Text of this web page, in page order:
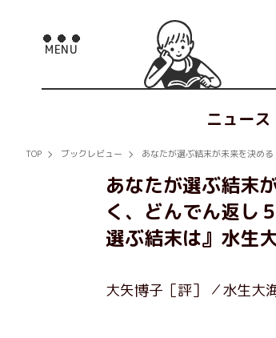
ニュース
TOP ブックレビュー あなたが選ぶ結末が未来を決め
あなたが選ぶ結末
く、どんでん返し
選ぶ結末は』水生
大矢博子［評］ 水生大